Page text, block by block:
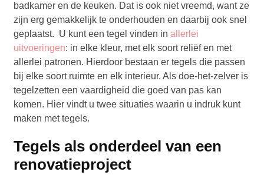
badkamer en de keuken. Dat is ook niet vreemd, want ze
zijn erg gemakkelijk te onderhouden en daarbij ook snel
geplaatst. U kunt een tegel vinden inallerlei
uitvoeringen: in elke kleur, met elk soort reliëf en met
allerlei patronen. Hierdoor bestaan er tegels die passen
bij elke soort ruimte en elk interieur. Als doe-het-zelver is
tegelzetten een vaardigheid die goed van pas kan
komen. Hier vindt u twee situaties waarin u indruk kunt
maken met tegels.
Tegels als onderdeel van een
renovatieproject